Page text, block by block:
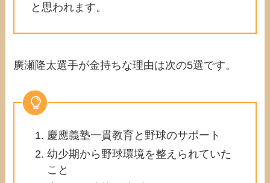
と思われます。
廣瀬隆太選手が金持ちな理由は次の5選です。
慶應義塾一貫教育と野球のサポート
幼少期から野球環境を整えられていた
こと